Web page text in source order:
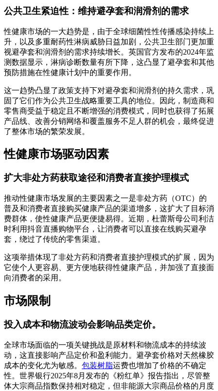
公共卫生紧迫性：维持避孕套和润滑剂的需求
性健康市场的一大趋势是，由于全球细菌性性传播感染持续上
升，以及多重耐药性淋病威胁日益加剧，公共卫生部门更加重
视避孕套和润滑剂的需求持续增长。英国官方发布的2024年监
测数据显示，淋病诊断数量有所下降，这凸显了避孕套和其他
预防措施在性健康计划中的重要作用。
这一趋势凸显了政策支持下对避孕套和润滑剂的持久需求，巩
固了它们作为公共卫生战略重要工具的地位。因此，制造商和
零售商受益于稳定且不断增强的消费模式，同时也获得了拓展
产品线、改善分销网络和覆盖服务不足人群的机会，最终促进
了整体市场的繁荣发展。
性健康市场驱动因素
扩大非处方药获取途径和消费者直接护理模式
推动性健康市场发展的主要因素之一是非处方药（OTC）的
普及和消费者直接购买健康产品的渠道增多，这扩大了目标消
费群体，使性健康产品更便捷易得。近期，杜蕾斯母公司利洁
时利用抖音直播购物平台，让消费者可以直接在线购买避孕
套，绕过了传统的零售渠道。
这项举措体现了非处方药和消费者直接护理模式的扩展，因为
它使个人更容易、更方便地获得性健康产品，并加强了直接面
向消费者的采用。
市场限制
投入成本和物流波动会影响品类定价。
全球市场面临的一项关键挑战是原材料和物流成本的持续波
动，这直接影响产品定价和盈利能力。避孕套价格对天然橡胶
成本的变化尤为敏感。 包装树脂运费也增加了价格的不确定
性。世界银行2025年8月发布的《粉红单》报告指出，尽管整
体大宗商品指数保持相对稳定，但非能源大宗商品价格的月度